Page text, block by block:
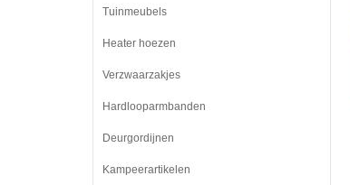
Tuinmeubels
Heater hoezen
Verzwaarzakjes
Hardlooparmbanden
Deurgordijnen
Kampeerartikelen